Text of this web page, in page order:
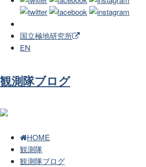
国立極地研究所
EN
観測隊ブログ
HOME
観測隊
観測隊ブログ